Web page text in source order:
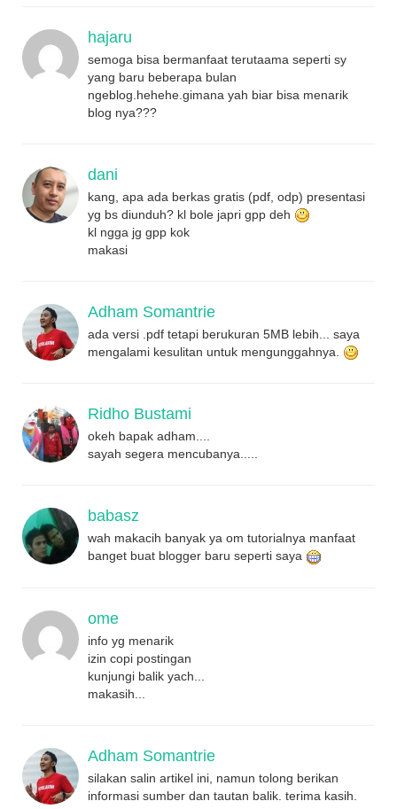
hajaru
semoga bisa bermanfaat terutaama seperti sy
yang baru beberapa bulan
ngeblog.hehehe.gimana yah biar bisa menarik
blog nya???
dani
kang, apa ada berkas gratis (pdf, odp) presentasi
yg bs diunduh? kl bole japri gpp deh
kl ngga jg gpp kok
makasi
Adham Somantrie
ada versi .pdf tetapi berukuran 5MB lebih... saya
mengalami kesulitan untuk mengunggahnya.
Ridho Bustami
okeh bapak adham....
sayah segera mencubanya.....
babasz
wah makacih banyak ya om tutorialnya manfaat
banget buat blogger baru seperti saya
ome
info yg menarik
izin copi postingan
kunjungi balik yach...
makasih...
Adham Somantrie
silakan salin artikel ini, namun tolong berikan
informasi sumber dan tautan balik. terima kasih.